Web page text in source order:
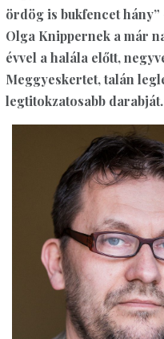
ördög is bukfencet
Olga Knippernek a már
évvel a halála előtt,
Meggyeskertet, talán
legtitokzatosabb ­darabját.